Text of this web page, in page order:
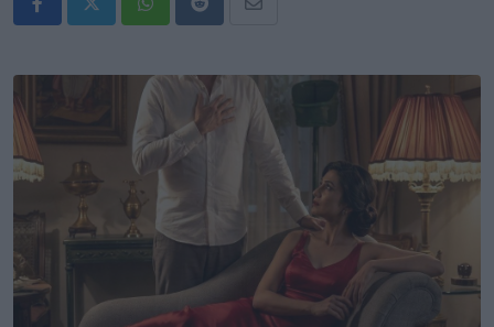
WhatsappRedditShare
Email